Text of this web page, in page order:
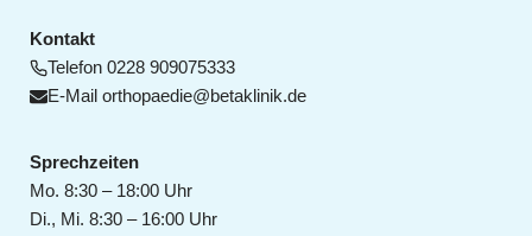
Kontakt
Telefon 0228 909075333
E-Mail orthopaedie@betaklinik.de
Sprechzeiten
Mo. 8:30 – 18:00 Uhr
Di., Mi. 8:30 – 16:00 Uhr